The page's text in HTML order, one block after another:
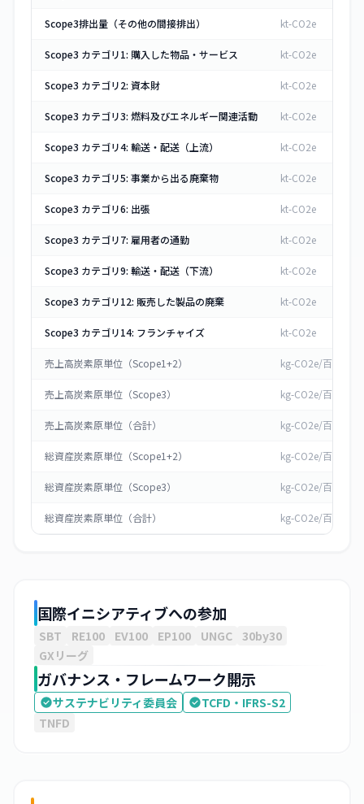
Scope3排出量（その他の間接排出） kt-CO2e
Scope3 カテゴリ1: 購入した物品・サービス kt-CO2e
Scope3 カテゴリ2: 資本財 kt-CO2e
Scope3 カテゴリ3: 燃料及びエネルギー関連活動 kt-CO2e
Scope3 カテゴリ4: 輸送・配送（上流） kt-CO2e
Scope3 カテゴリ5: 事業から出る廃棄物 kt-CO2e
Scope3 カテゴリ6: 出張 kt-CO2e
Scope3 カテゴリ7: 雇用者の通勤 kt-CO2e
Scope3 カテゴリ9: 輸送・配送（下流） kt-CO2e
Scope3 カテゴリ12: 販売した製品の廃棄 kt-CO2e
Scope3 カテゴリ14: フランチャイズ kt-CO2e
売上高炭素原単位（Scope1+2） kg-CO2e/百万円
売上高炭素原単位（Scope3） kg-CO2e/百万円
売上高炭素原単位（合計） kg-CO2e/百万円
総資産炭素原単位（Scope1+2） kg-CO2e/百万円
総資産炭素原単位（Scope3） kg-CO2e/百万円
総資産炭素原単位（合計） kg-CO2e/百万円
国際イニシアティブへの参加
SBT RE100 EV100 EP100 UNGC 30by30
GXリーグ
ガバナンス・フレームワーク開示
サステナビリティ委員会
TCFD・IFRS-S2
TNFD